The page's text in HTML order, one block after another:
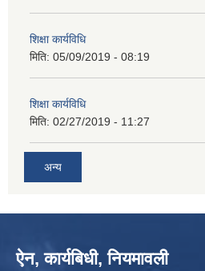
शिक्षा कार्यविधि
मिति: 05/09/2019 - 08:19
शिक्षा कार्यविधि
मिति: 02/27/2019 - 11:27
अन्य
ऐन, कार्यबिधी, नियमावली